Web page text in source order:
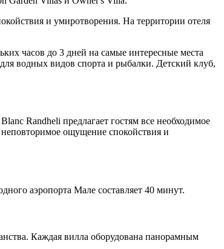
и умиротворения. На территории отеля
часов до 3 дней на самые интересные места
водных видов спорта и рыбалки. Детский клуб,
Randheli предлагает гостям все необходимое
неповторимое ощущение спокойствия и
аэропорта Мале составляет 40 минут.
Каждая вилла оборудована панорамным